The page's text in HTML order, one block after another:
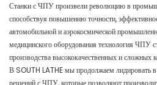
Станки с ЧПУ произвели революцию в
способствуя повышению точности,
автомобильной и аэрокосмической
медицинского оборудования технология ЧПУ
производства высококачественных и сложных
В SOUTH LATHE мы продолжаем лидировать в